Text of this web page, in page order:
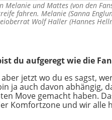
Melanie und Mattes (von den
fahren. Melanie (Sanna
Wolf Haller (Hannes
du aufgeregt wie die
jetzt wo du es sagst,
ja auch davon abhängig,
Move gemacht haben.
Komfortzone und wir alle